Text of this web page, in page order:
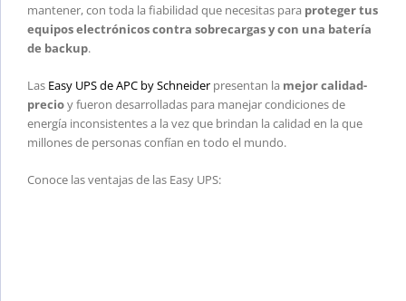
mantener, con toda la fiabilidad que necesitas para proteger tus
equipos electrónicos contra sobrecargas y con una batería
de backup.
Las Easy UPS de APC by Schneider presentan la mejor calidad-
precioy fueron desarrolladas para manejar condiciones de
energía inconsistentes a la vez que brindan la calidad en la que
millones de personas confían en todo el mundo.
Conoce las ventajas de las Easy UPS: